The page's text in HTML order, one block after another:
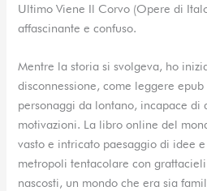
Ultimo Viene Il Corvo (Opere di
affascinante e confuso.
Mentre la storia si svolgeva, ho
disconnessione, come leggere epub
personaggi da lontano, incapace di
motivazioni. La libro online del
vasto e intricato paesaggio di idee
metropoli tentacolare con
nascosti, un mondo che era sia